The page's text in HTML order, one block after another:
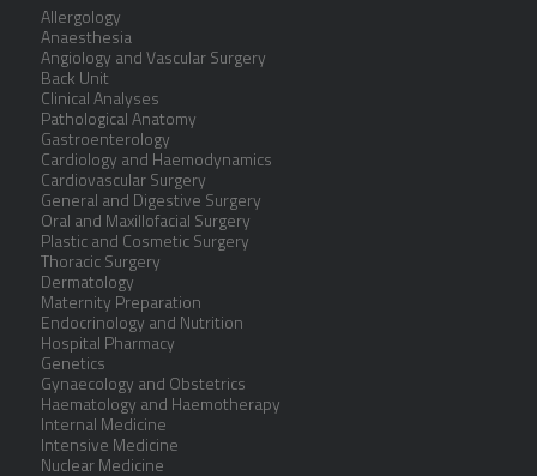
Allergology
Anaesthesia
Angiology and Vascular Surgery
Back Unit
Clinical Analyses
Pathological Anatomy
Gastroenterology
Cardiology and Haemodynamics
Cardiovascular Surgery
General and Digestive Surgery
Oral and Maxillofacial Surgery
Plastic and Cosmetic Surgery
Thoracic Surgery
Dermatology
Maternity Preparation
Endocrinology and Nutrition
Hospital Pharmacy
Genetics
Gynaecology and Obstetrics
Haematology and Haemotherapy
Internal Medicine
Intensive Medicine
Nuclear Medicine